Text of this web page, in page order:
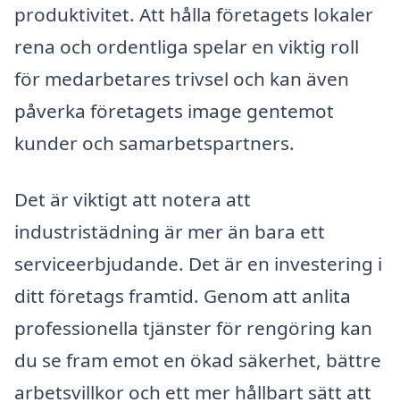
produktivitet. Att hålla företagets lokaler
rena och ordentliga spelar en viktig roll
för medarbetares trivsel och kan även
påverka företagets image gentemot
kunder och samarbetspartners.
Det är viktigt att notera att
industristädning är mer än bara ett
serviceerbjudande. Det är en investering i
ditt företags framtid. Genom att anlita
professionella tjänster för rengöring kan
du se fram emot en ökad säkerhet, bättre
arbetsvillkor och ett mer hållbart sätt att